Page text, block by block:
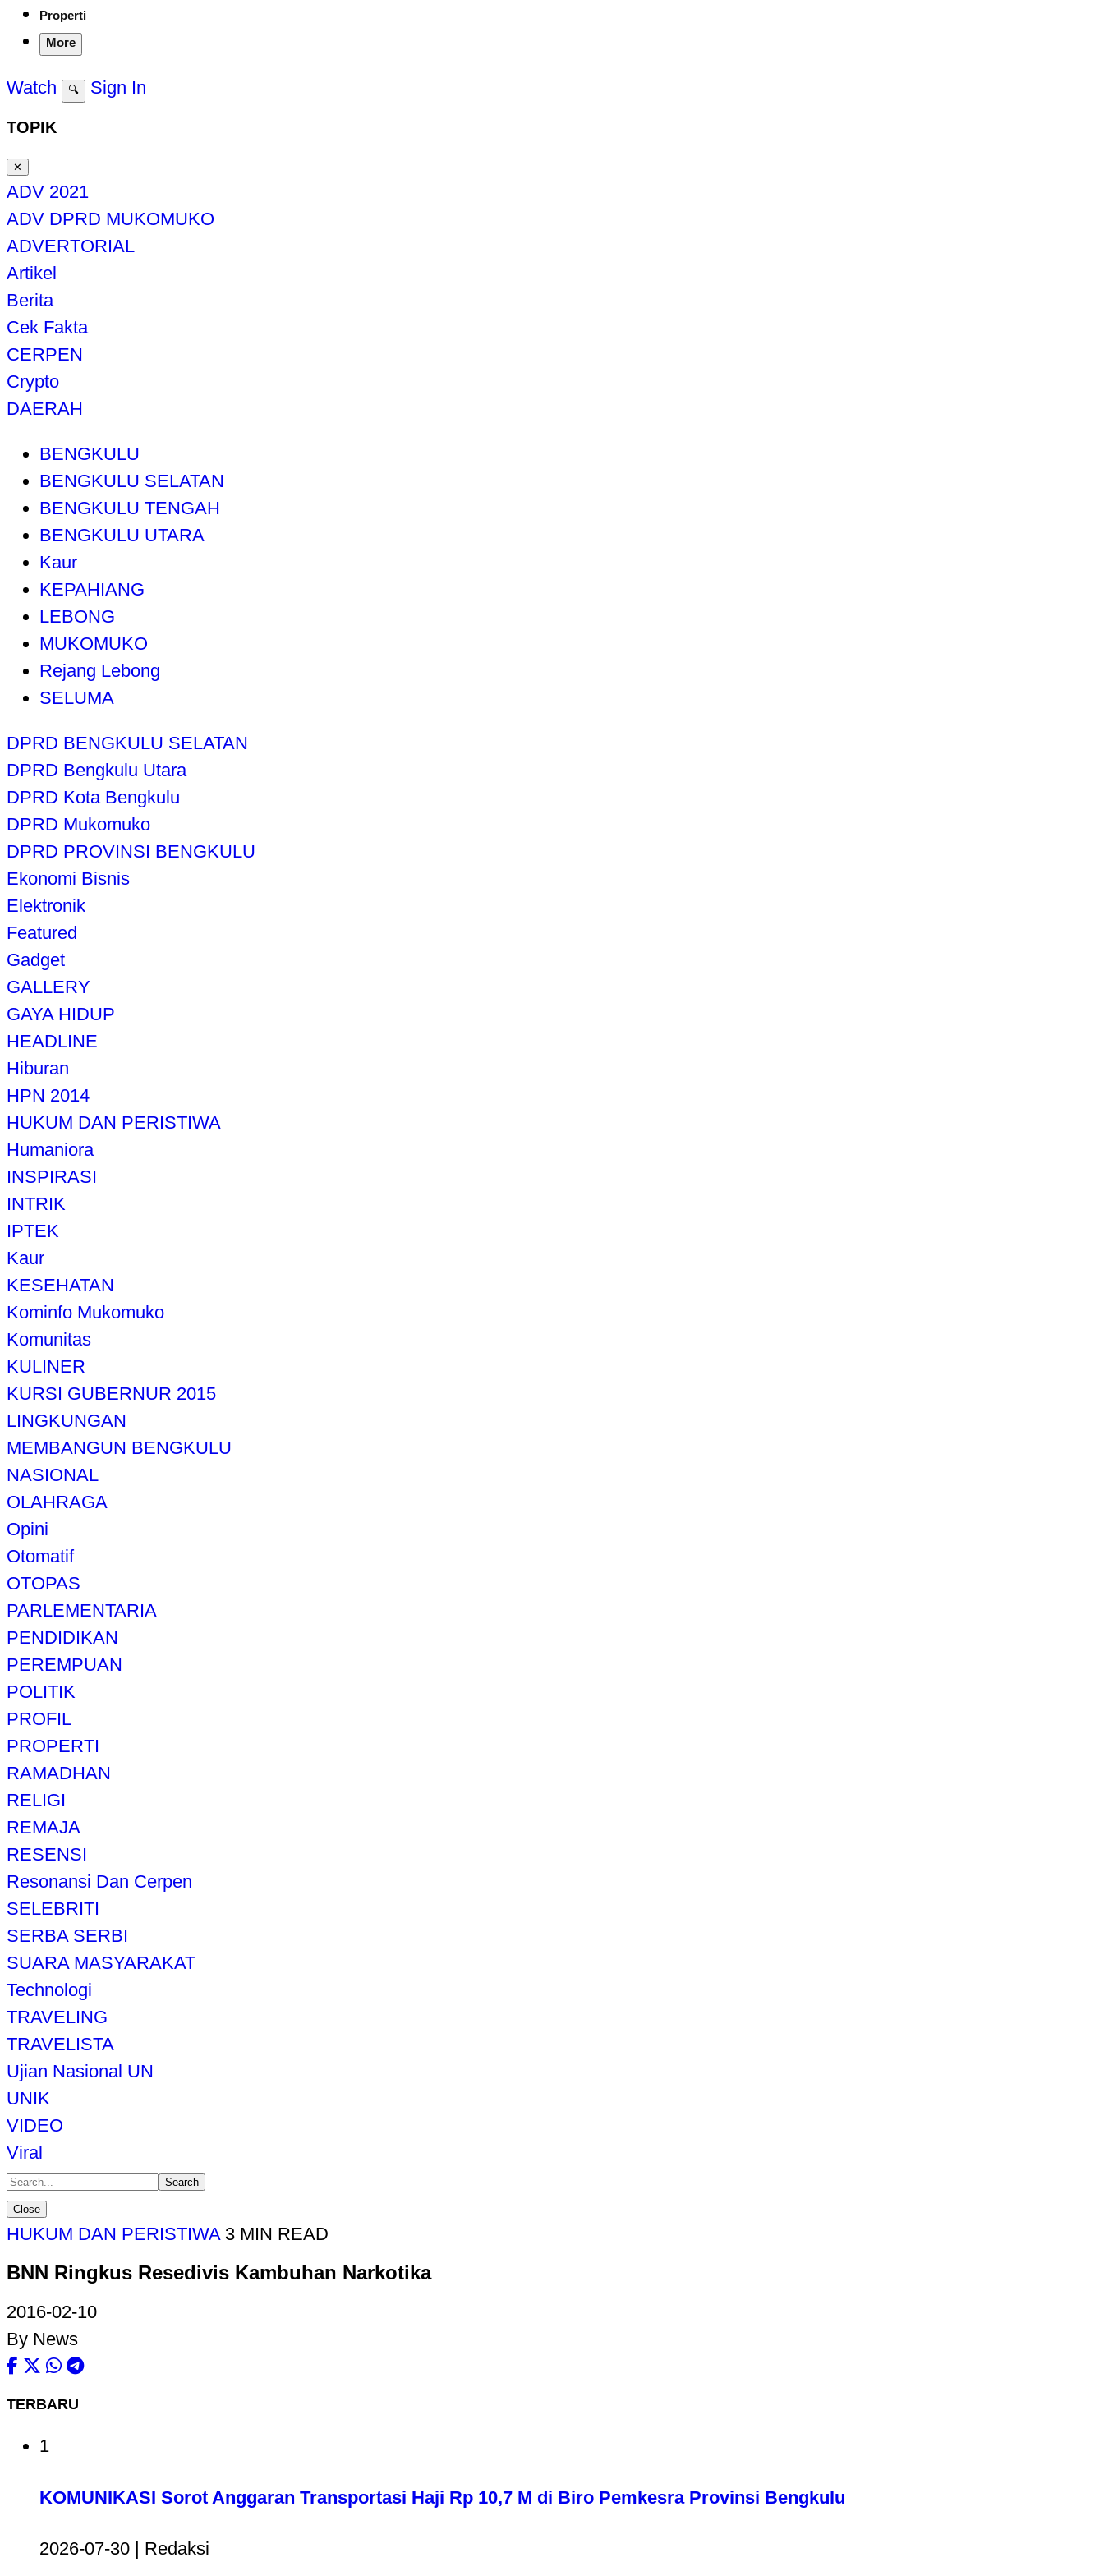
Properti
More
Watch 🔍 Sign In
TOPIK
✕
ADV 2021
ADV DPRD MUKOMUKO
ADVERTORIAL
Artikel
Berita
Cek Fakta
CERPEN
Crypto
DAERAH
BENGKULU
BENGKULU SELATAN
BENGKULU TENGAH
BENGKULU UTARA
Kaur
KEPAHIANG
LEBONG
MUKOMUKO
Rejang Lebong
SELUMA
DPRD BENGKULU SELATAN
DPRD Bengkulu Utara
DPRD Kota Bengkulu
DPRD Mukomuko
DPRD PROVINSI BENGKULU
Ekonomi Bisnis
Elektronik
Featured
Gadget
GALLERY
GAYA HIDUP
HEADLINE
Hiburan
HPN 2014
HUKUM DAN PERISTIWA
Humaniora
INSPIRASI
INTRIK
IPTEK
Kaur
KESEHATAN
Kominfo Mukomuko
Komunitas
KULINER
KURSI GUBERNUR 2015
LINGKUNGAN
MEMBANGUN BENGKULU
NASIONAL
OLAHRAGA
Opini
Otomatif
OTOPAS
PARLEMENTARIA
PENDIDIKAN
PEREMPUAN
POLITIK
PROFIL
PROPERTI
RAMADHAN
RELIGI
REMAJA
RESENSI
Resonansi Dan Cerpen
SELEBRITI
SERBA SERBI
SUARA MASYARAKAT
Technologi
TRAVELING
TRAVELISTA
Ujian Nasional UN
UNIK
VIDEO
Viral
Search
Close
HUKUM DAN PERISTIWA 3 MIN READ
BNN Ringkus Resedivis Kambuhan Narkotika
2016-02-10
By News
TERBARU
1
KOMUNIKASI Sorot Anggaran Transportasi Haji Rp 10,7 M di Biro Pemkesra Provinsi Bengkulu
2026-07-30 | Redaksi